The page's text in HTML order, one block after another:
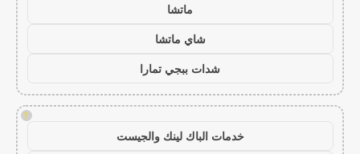
ماتشا
شاي ماتشا
شدات ببجي تمارا
!
خدمات الباك لينك والجيست